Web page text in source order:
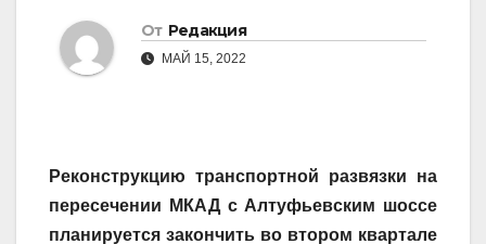
От Редакция
МАЙ 15, 2022
Реконструкцию транспортной развязки на
пересечении МКАД с Алтуфьевским шоссе
планируется закончить во втором квартале